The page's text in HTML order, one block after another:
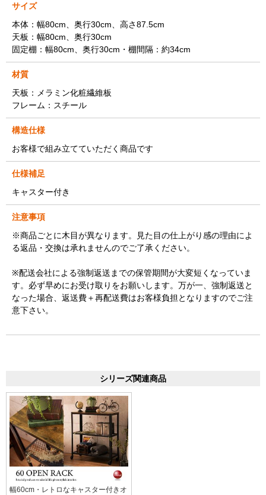
サイズ
本体：幅80cm、奥行30cm、高さ87.5cm
天板：幅80cm、奥行30cm
固定棚：幅80cm、奥行30cm・棚間隔：約34cm
材質
天板：メラミン化粧繊維板
フレーム：スチール
構造仕様
お客様で組み立てていただく商品です
仕様補足
キャスター付き
注意事項
※商品ごとに木目が異なります。見た目の仕上がり感の理由によ
る返品・交換は承れませんのでご了承ください。
※配送会社による強制返送までの保管期間が大変短くなっていま
す。必ず早めにお受け取りをお願いします。万が一、強制返送と
なった場合、返送費＋再配送費はお客様負担となりますのでご注
意下さい。
シリーズ関連商品
幅60cm・レトロなキャスター付きオ